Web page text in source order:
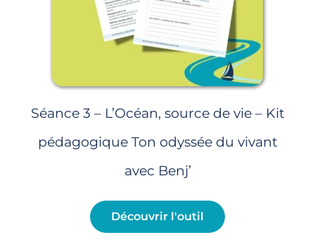
Séance 3 – L’Océan, source de vie – Kit
pédagogique Ton odyssée du vivant
avec Benj’
Découvrir l'outil